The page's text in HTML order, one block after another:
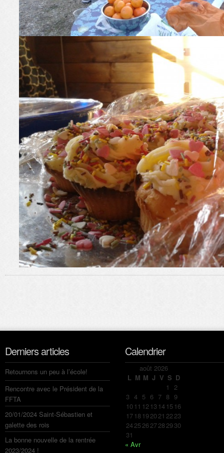
Derniers articles
Retournons un peu à l’école!
Rencontre avec le Président de la
FFTA
20/01/2024 Saint-Sébastien et
galette des rois
La bonne nouvelle de la rentrée
2023/2024 !
Calendrier
août 2026
L M M J V S D
1 2
3 4 5 6 7 8 9
10 11 12 13 14 15 16
17 18 192021 2223
24252627282930
31
« Avr